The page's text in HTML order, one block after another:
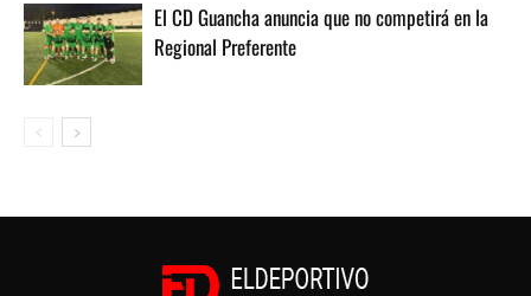
El CD Guancha anuncia que no competirá en la
Regional Preferente